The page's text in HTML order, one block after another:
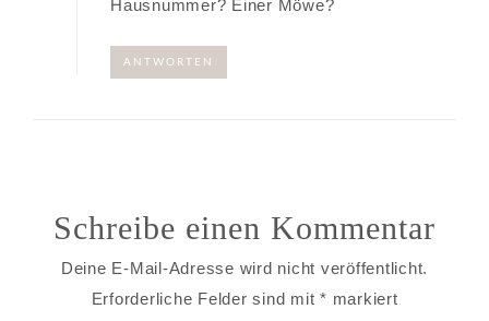
Hausnummer? Einer Möwe?
ANTWORTEN
Schreibe einen Kommentar
Deine E-Mail-Adresse wird nicht veröffentlicht.
Erforderliche Felder sind mit * markiert